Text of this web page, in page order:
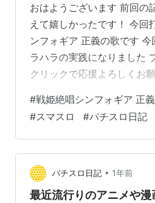
おはようございます 前回の
えて嬉しかったです！ 今回
ンフォギア 正義の歌です
ラハラの実践になりました
クリックで応援よろしくお
のペットボトル・・・「閉
てほしいこのAT」【戦姫絶
【パチスロ スロット スマ
の初当たりは天井です ここ
限って 待ってない待ってな
ギアを発見するも気が付…
#戦姫絶唱シンフォギア 正
#スマスロ #パチスロ日記
パチスロ日記 • 1年前
最近流行りのアニメや